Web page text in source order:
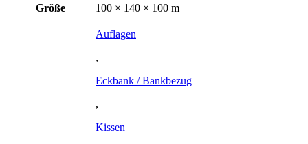
Größe
100 × 140 × 100 m
Auflagen
,
Eckbank / Bankbezug
,
Kissen